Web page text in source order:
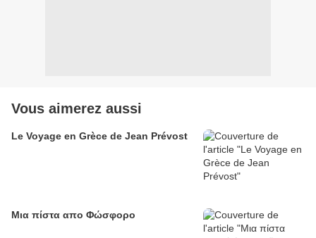
Vous aimerez aussi
Le Voyage en Grèce de Jean Prévost
Μια πίστα απο Φώσφορo